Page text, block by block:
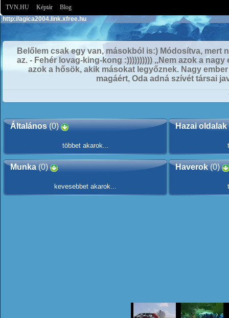
TVN.HU Képtár
Blog
http://agica2004.link.xfree.hu
Belőlem csak egy van, másokból is:) Módosítva, mert
az. - Fehér lovag-king-kong :)))))))))) ,,Nem azok a
azok a hősök, akik másokat legyőznek. Nagy
magáért, Oda adná szívét társai
Általános(0)
többet akarok...
Hazai oldalak
Munka(0)
kevesebbet akarok...
Haverok(0)